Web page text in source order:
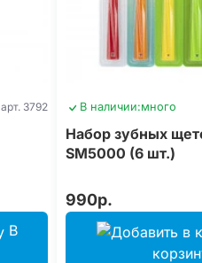
арт. 3792
В
В наличии:много
Набор зубных
SM5000 (6 шт.)
990р.